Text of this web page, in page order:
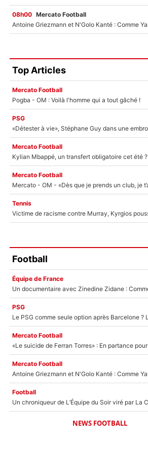
08h00 Mercato Football
Top Articles
Mercato Football
Pogba - OM : Voilà l'homme qui a tout gâché !
PSG
Mercato Football
Kylian Mbappé, un transfert obligatoire cet été ?
Mercato Football
Tennis
Football
Équipe de France
PSG
Mercato Football
Mercato Football
Football
NEWS FOOTBALL